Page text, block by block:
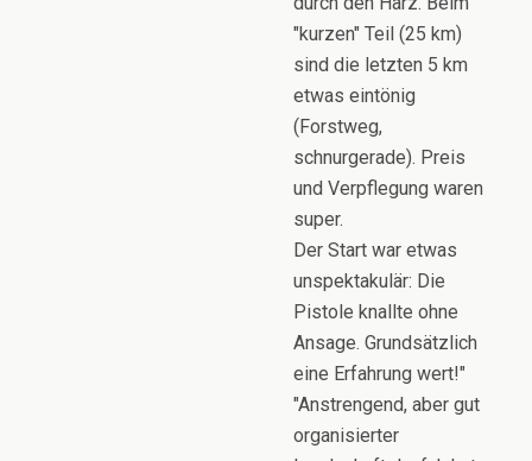
"kurzen" Teil (25 km)
sind die letzten 5 km
etwas eintönig
(Forstweg,
schnurgerade). Preis
und Verpflegung waren
super.
Der Start war etwas
unspektakulär: Die
Pistole knallte ohne
Ansage. Grundsätzlich
eine Erfahrung wert!"
"Anstrengend, aber gut
organisierter